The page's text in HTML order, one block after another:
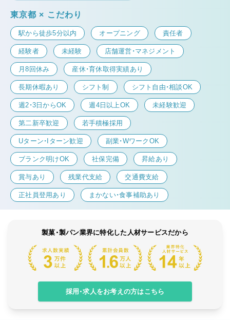
東京都 × こだわり
駅から徒歩5分以内 オープニング 責任者
経験者 未経験 店舗運営・マネジメント
月8回休み 産休・育休取得実績あり
長期休暇あり シフト制 シフト自由・相談OK
週2・3日からOK 週4日以上OK 未経験歓迎
第二新卒歓迎 若手積極採用
Uターン・Iターン歓迎 副業・WワークOK
ブランク明けOK 社保完備 昇給あり
賞与あり 残業代支給 交通費支給
正社員登用あり まかない・食事補助あり
製菓・製パン業界に特化した人材サービスだから
採用・求人をお考えの方はこちら